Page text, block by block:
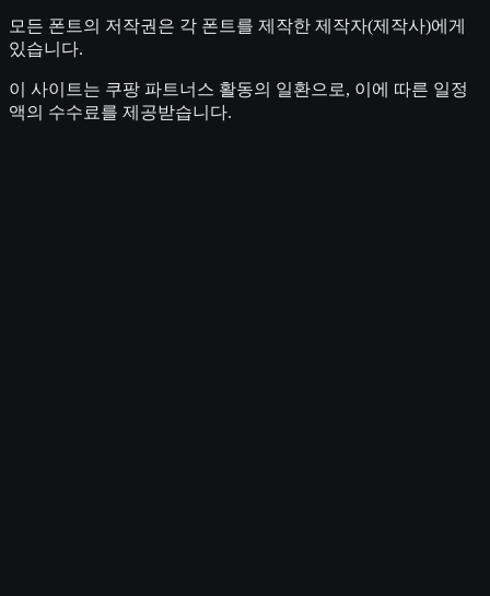
모든 폰트의 저작권은 각 폰트를 제작한 제작자(제작사)에게
있습니다.
이 사이트는 쿠팡 파트너스 활동의 일환으로, 이에 따른 일정
액의 수수료를 제공받습니다.